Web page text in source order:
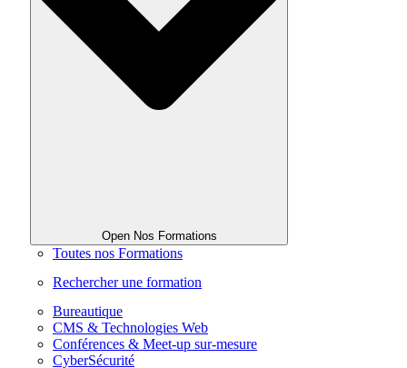
Open Nos Formations
Toutes nos Formations
Rechercher une formation
Bureautique
CMS & Technologies Web
Conférences & Meet-up sur-mesure
CyberSécurité